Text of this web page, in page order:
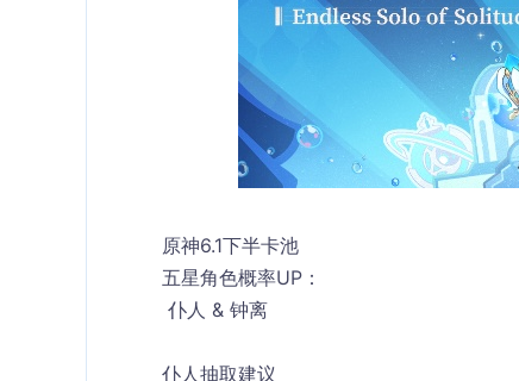
原神6.1下半卡池
五星角色概率UP：
仆人 & 钟离
仆人抽取建议